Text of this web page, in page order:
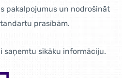
pakalpojumus un nodrošināt
prasībām.
saņemtu sīkāku informāciju.